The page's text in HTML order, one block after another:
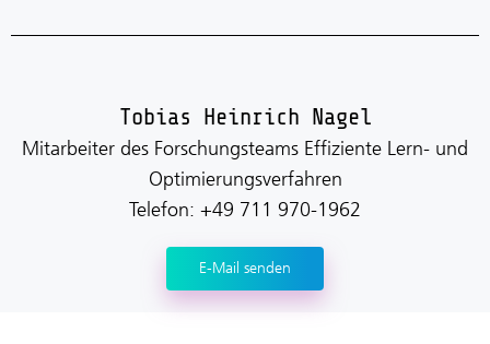
Tobias Heinrich Nagel
Mitarbeiter des Forschungsteams Effiziente Lern- und
Optimierungsverfahren
Telefon: +49 711 970-1962
E-Mail senden